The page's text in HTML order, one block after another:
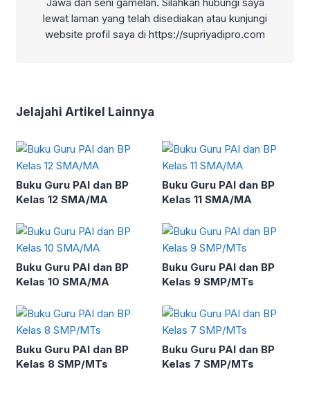
lewat laman yang telah disediakan atau kunjungi
website profil saya di https://supriyadipro.com
Jelajahi Artikel Lainnya
Buku Guru PAI dan BP
Kelas 12 SMA/MA
Buku Guru PAI dan BP
Kelas 11 SMA/MA
Buku Guru PAI dan BP
Kelas 10 SMA/MA
Buku Guru PAI dan BP
Kelas 9 SMP/MTs
Buku Guru PAI dan BP
Kelas 8 SMP/MTs
Buku Guru PAI dan BP
Kelas 7 SMP/MTs